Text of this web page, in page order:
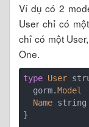
Ví dụ có 2
User chỉ có
chỉ có một
One.
type User
  gorm.
Model
Name string
}